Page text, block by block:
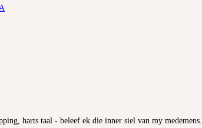
harts taal - beleef ek die inner siel van my medemens.